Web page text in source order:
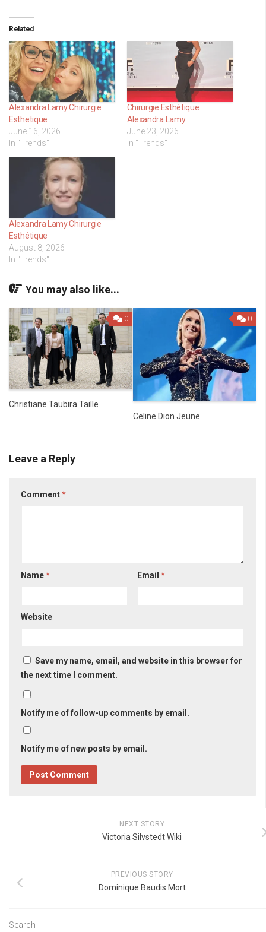
Related
Alexandra Lamy Chirurgie
Esthetique
June 16, 2026
In "Trends"
Chirurgie Esthétique
Alexandra Lamy
June 23, 2026
In "Trends"
Alexandra Lamy Chirurgie
Esthétique
August 8, 2026
In "Trends"
You may also like...
0
Christiane Taubira Taille
0
Celine Dion Jeune
Leave a Reply
Comment*
Name* Email*
Website
Save my name, email, and website in this browser for
the next time I comment.
Notify me of follow-up comments by email.
Notify me of new posts by email.
NEXT STORY
Victoria Silvstedt Wiki
PREVIOUS STORY
Dominique Baudis Mort
Search